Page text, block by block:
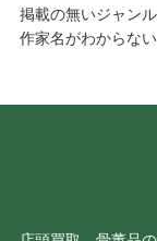
掲載の無いジャン
作家名がわからな